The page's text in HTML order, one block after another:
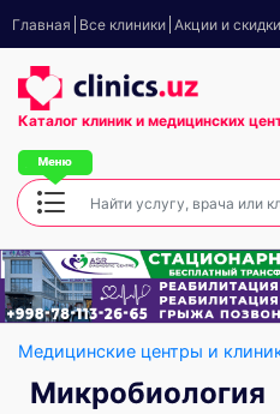
Главная Все клиники Акции и скидки
Каталог клиник и медицинских
Медицинские центры и
Микробиология